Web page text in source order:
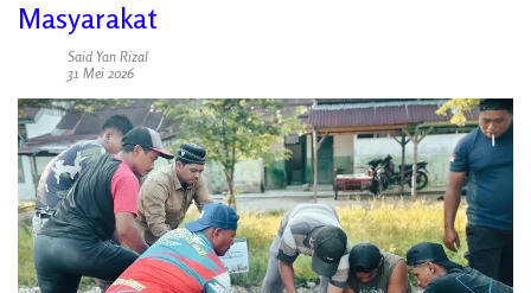
Masyarakat
Said Yan Rizal
31 Mei 2026